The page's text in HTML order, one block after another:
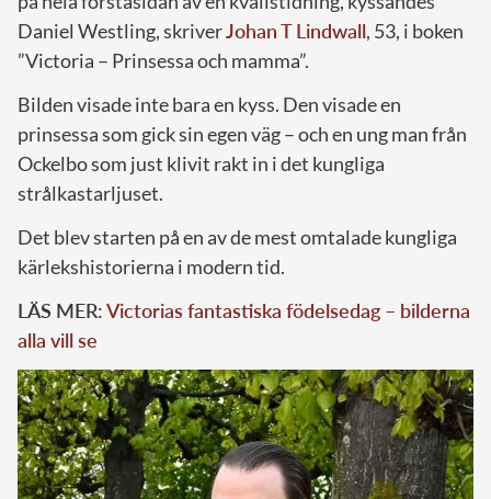
Daniel Westling, skriverJohan T Lindwall, 53, i boken
”Victoria – Prinsessa och mamma”.
Bilden visade inte bara en kyss. Den visade en
prinsessa som gick sin egen väg – och en ung man från
Ockelbo som just klivit rakt in i det kungliga
strålkastarljuset.
Det blev starten på en av de mest omtalade kungliga
kärlekshistorierna i modern tid.
LÄS MER:Victorias fantastiska födelsedag – bilderna
alla vill se